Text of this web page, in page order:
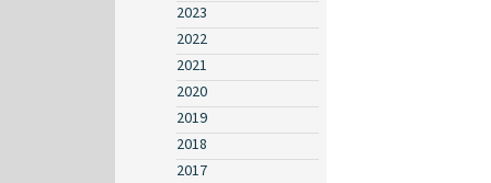
2023
2022
2021
2020
2019
2018
2017